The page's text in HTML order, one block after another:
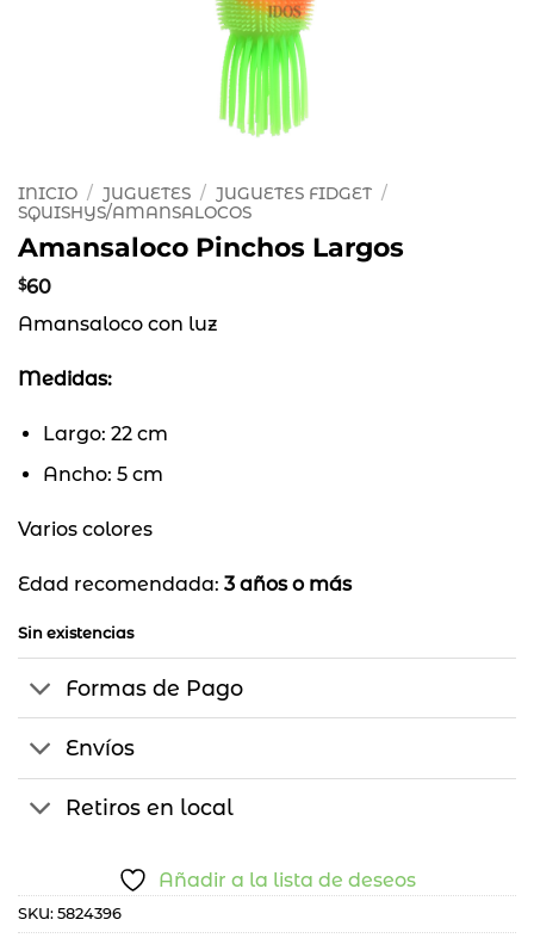
INICIO / JUGUETES / JUGUETES FIDGET /
SQUISHYS/AMANSALOCOS
Amansaloco Pinchos Largos
$60
Amansaloco con luz
Medidas:
Largo: 22 cm
Ancho: 5 cm
Varios colores
Edad recomendada: 3 años o más
Sin existencias
Formas de Pago
Envíos
Retiros en local
Añadir a la lista de deseos
SKU: 5824396